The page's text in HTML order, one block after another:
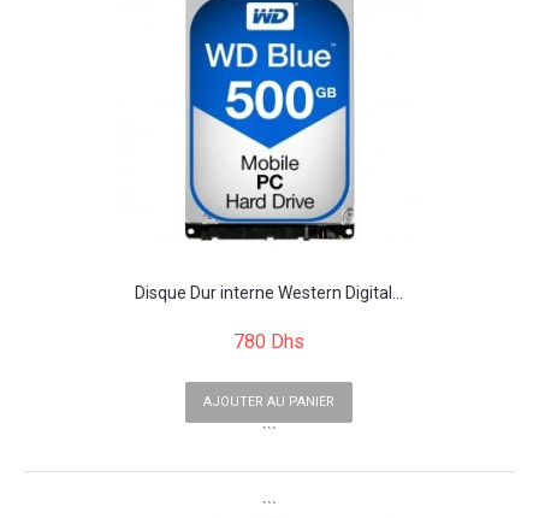
Disque Dur interne Western Digital...
780 Dhs
AJOUTER AU PANIER
```
```